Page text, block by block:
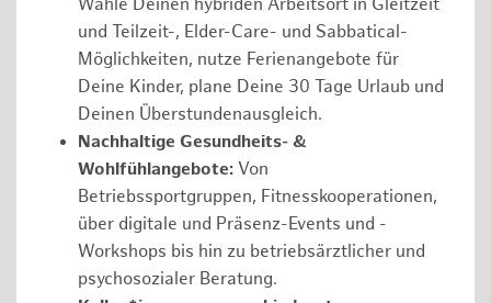
Wähle Deinen hybriden Arbeitsort in Gleitzeit
und Teilzeit-, Elder-Care- und Sabbatical-
Möglichkeiten, nutze Ferienangebote für
Deine Kinder, plane Deine 30 Tage Urlaub und
Deinen Überstundenausgleich.
Nachhaltige Gesundheits- &
Wohlfühlangebote: Von
Betriebssportgruppen, Fitnesskooperationen,
über digitale und Präsenz-Events und -
Workshops bis hin zu betriebsärztlicher und
psychosozialer Beratung.